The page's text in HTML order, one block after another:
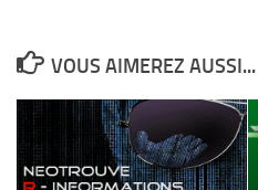
VOUS AIMEREZ AUSSI...